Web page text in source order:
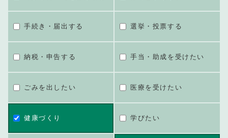
手続き・届出する 選挙・投票する
納税・申告する 手当・助成を受けたい
ごみを出したい 医療を受けたい
健康づくり 学びたい